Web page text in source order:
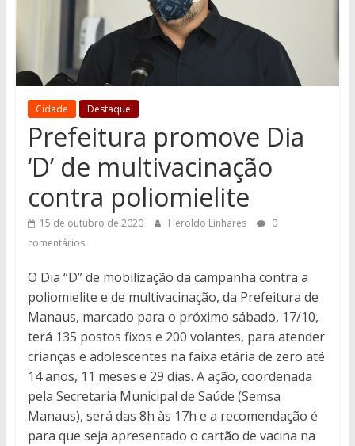
Cidade Destaque
Prefeitura promove Dia
‘D’ de multivacinação
contra poliomielite
15 de outubro de 2020 Heroldo Linhares
0
comentários
O Dia “D” de mobilização da campanha contra a
poliomielite e de multivacinação, da Prefeitura de
Manaus, marcado para o próximo sábado, 17/10,
terá 135 postos fixos e 200 volantes, para atender
crianças e adolescentes na faixa etária de zero até
14 anos, 11 meses e 29 dias. A ação, coordenada
pela Secretaria Municipal de Saúde (Semsa
Manaus), será das 8h às 17h e a recomendação é
para que seja apresentado o cartão de vacina na